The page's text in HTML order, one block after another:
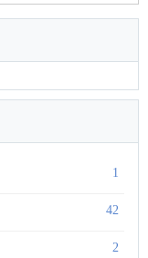
1
42
2